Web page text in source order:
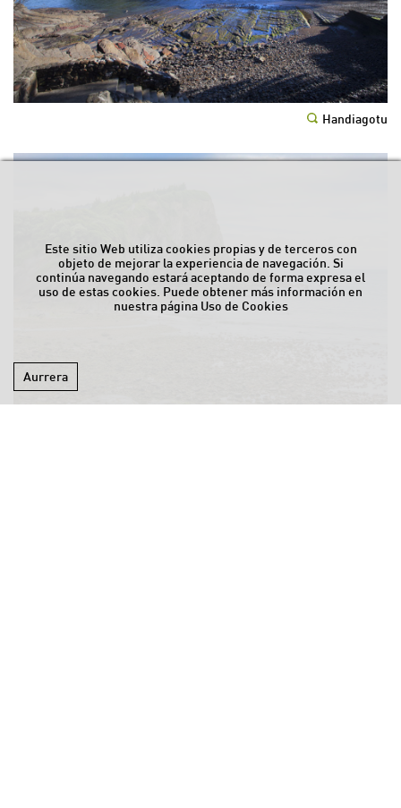
Este sitio Web utiliza cookies propias y de terceros con
objeto de mejorar la experiencia de navegación. Si
continúa navegando estará aceptando de forma expresa el
uso de estas cookies. Puede obtener más información en
nuestra página Uso de Cookies
Aurrera
Handiagotu